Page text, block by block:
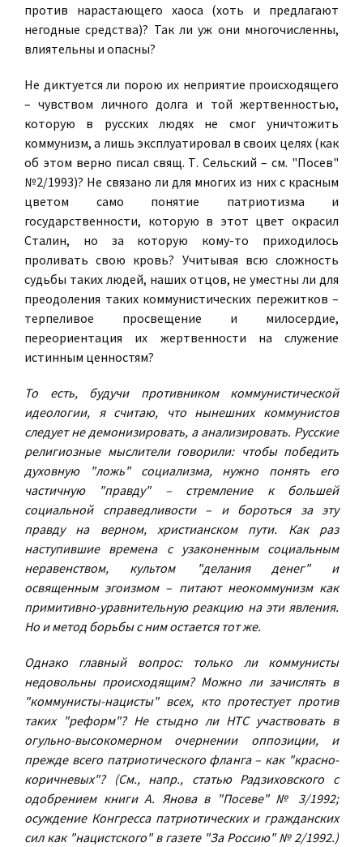
против нарастающего хаоса (хоть и предлагают
негодные средства)? Так ли уж они многочисленны,
влиятельны и опасны?
Не диктуется ли порою их неприятие происходящего
– чувством личного долга и той жертвенностью,
которую в русских людях не смог уничтожить
коммунизм, а лишь эксплуатировал в своих целях (как
об этом верно писал свящ. Т. Сельский – см. "Посев"
№2/1993)? Не связано ли для многих из них с красным
цветом само понятие патриотизма и
государственности, которую в этот цвет окрасил
Сталин, но за которую кому-то приходилось
проливать свою кровь? Учитывая всю сложность
судьбы таких людей, наших отцов, не уместны ли для
преодоления таких коммунистических пережитков –
терпеливое просвещение и милосердие,
переориентация их жертвенности на служение
истинным ценностям?
То есть, будучи противником коммунистической
идеологии, я считаю, что нынешних коммунистов
следует не демонизировать, а анализировать. Русские
религиозные мыслители говорили: чтобы победить
духовную "ложь" социализма, нужно понять его
частичную "правду" – стремление к большей
социальной справедливости – и бороться за эту
правду на верном, христианском пути. Как раз
наступившие времена с узаконенным социальным
неравенством, культом "делания денег" и
освященным эгоизмом – питают неокоммунизм как
примитивно-уравнительную реакцию на эти явления.
Но и метод борьбы с ним остается тот же.
Однако главный вопрос: только ли коммунисты
недовольны происходящим? Можно ли зачислять в
"коммунисты-нацисты" всех, кто протестует против
таких "реформ"? Не стыдно ли НТС участвовать в
огульно-высокомерном очернении оппозиции, и
прежде всего патриотического фланга – как "красно-
коричневых"? (См., напр., статью Радзиховского с
одобрением книги А. Янова в "Посеве" № 3/1992;
осуждение Конгресса патриотических и гражданских
сил как "нацистского" в газете "За Россию" № 2/1992.)